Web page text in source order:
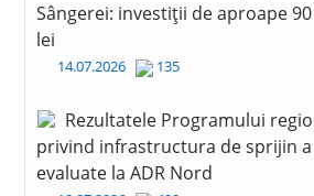
Sângerei: investiții de aproape
lei
14.07.2026 135
Rezultatele Programului
privind infrastructura de sprijin
evaluate la ADR Nord